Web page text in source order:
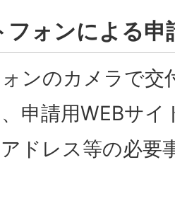
ォンによる申
ンのカメラで交
申請用WEBサ
ドレス等の必要